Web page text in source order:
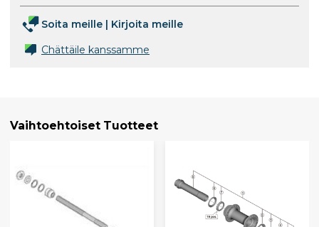
Soita meille | Kirjoita meille
Chättäile kanssamme
Vaihtoehtoiset Tuotteet